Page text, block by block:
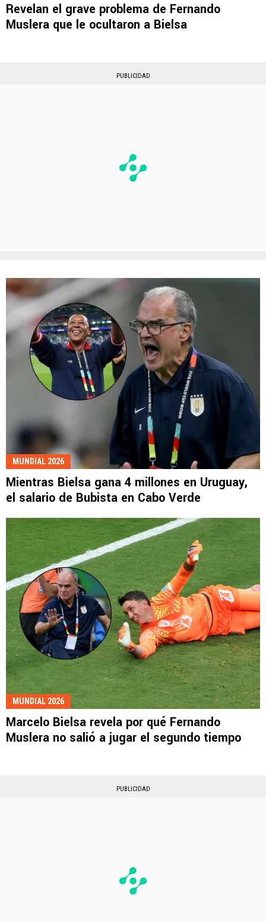
Revelan el grave problema de Fernando
Muslera que le ocultaron a Bielsa
PUBLICIDAD
MUNDIAL 2026
Mientras Bielsa gana 4 millones en Uruguay,
el salario de Bubista en Cabo Verde
MUNDIAL 2026
Marcelo Bielsa revela por qué Fernando
Muslera no salió a jugar el segundo tiempo
PUBLICIDAD